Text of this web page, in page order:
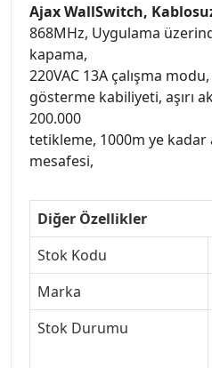
Ajax WallSwitch,
868MHz, Uygulama
kapama,
220VAC 13A çalışma
gösterme kabiliyeti, aşırı
200.000
tetikleme, 1000m ye kadar
mesafesi,
Diğer Özellikler
Stok Kodu
Marka
Stok Durumu